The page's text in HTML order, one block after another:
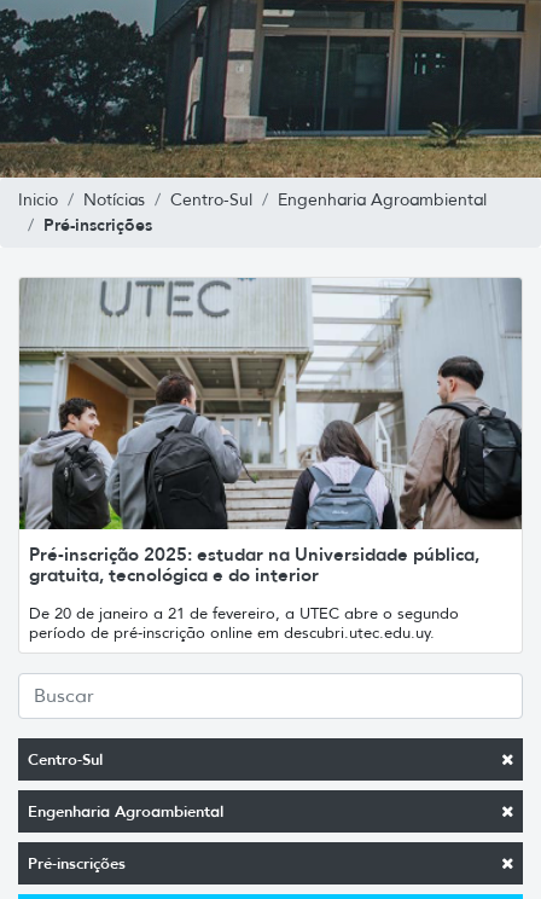
Inicio Notícias Centro-Sul Engenharia Agroambiental
Pré-inscrições
Centro-Sul
Engenharia Agroambiental
Pré-inscrições
Pré-inscrição 2025: estudar na Universidade pública,
gratuita, tecnológica e do interior
De 20 de janeiro a 21 de fevereiro, a UTEC abre o segundo
período de pré-inscrição online em descubri.utec.edu.uy.